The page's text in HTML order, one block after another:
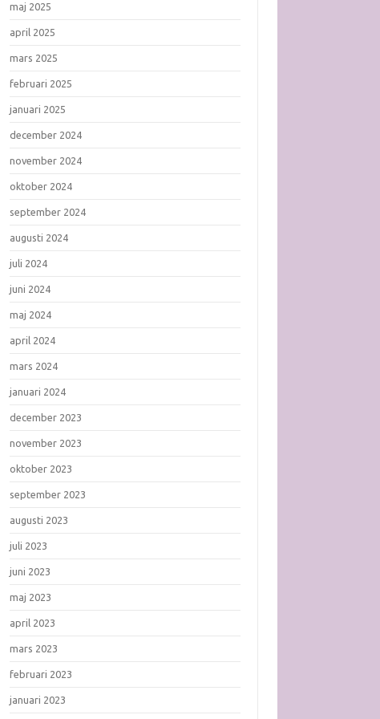
maj 2025
april 2025
mars 2025
februari 2025
januari 2025
december 2024
november 2024
oktober 2024
september 2024
augusti 2024
juli 2024
juni 2024
maj 2024
april 2024
mars 2024
januari 2024
december 2023
november 2023
oktober 2023
september 2023
augusti 2023
juli 2023
juni 2023
maj 2023
april 2023
mars 2023
februari 2023
januari 2023